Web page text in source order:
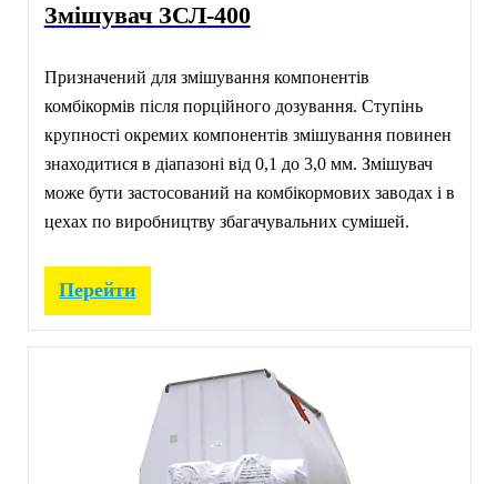
Змішувач ЗСЛ-400
Призначений для змішування компонентів
комбікормів після порційного дозування. Ступінь
крупності окремих компонентів змішування повинен
знаходитися в діапазоні від 0,1 до 3,0 мм. Змішувач
може бути застосований на комбікормових заводах і в
цехах по виробництву збагачувальних сумішей.
Перейти